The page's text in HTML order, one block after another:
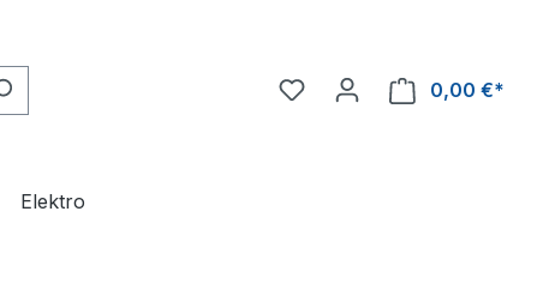
0,00 €*
Elektro